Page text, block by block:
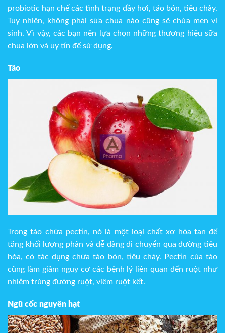
probiotic hạn chế các tình trạng đầy hơi, táo bón, tiêu chảy.
Tuy nhiên, không phải sữa chua nào cũng sẽ chứa men vi
sinh. Vì vậy, các bạn nên lựa chọn những thương hiệu sữa
chua lớn và uy tín để sử dụng.
Táo
Trong táo chứa pectin, nó là một loại chất xơ hòa tan để
tăng khối lượng phân và dễ dàng di chuyển qua đường tiêu
hóa, có tác dụng chữa táo bón, tiêu chảy. Pectin của táo
cũng làm giảm nguy cơ các bệnh lý liên quan đến ruột như
nhiễm trùng đường ruột, viêm ruột kết.
Ngũ cốc nguyên hạt